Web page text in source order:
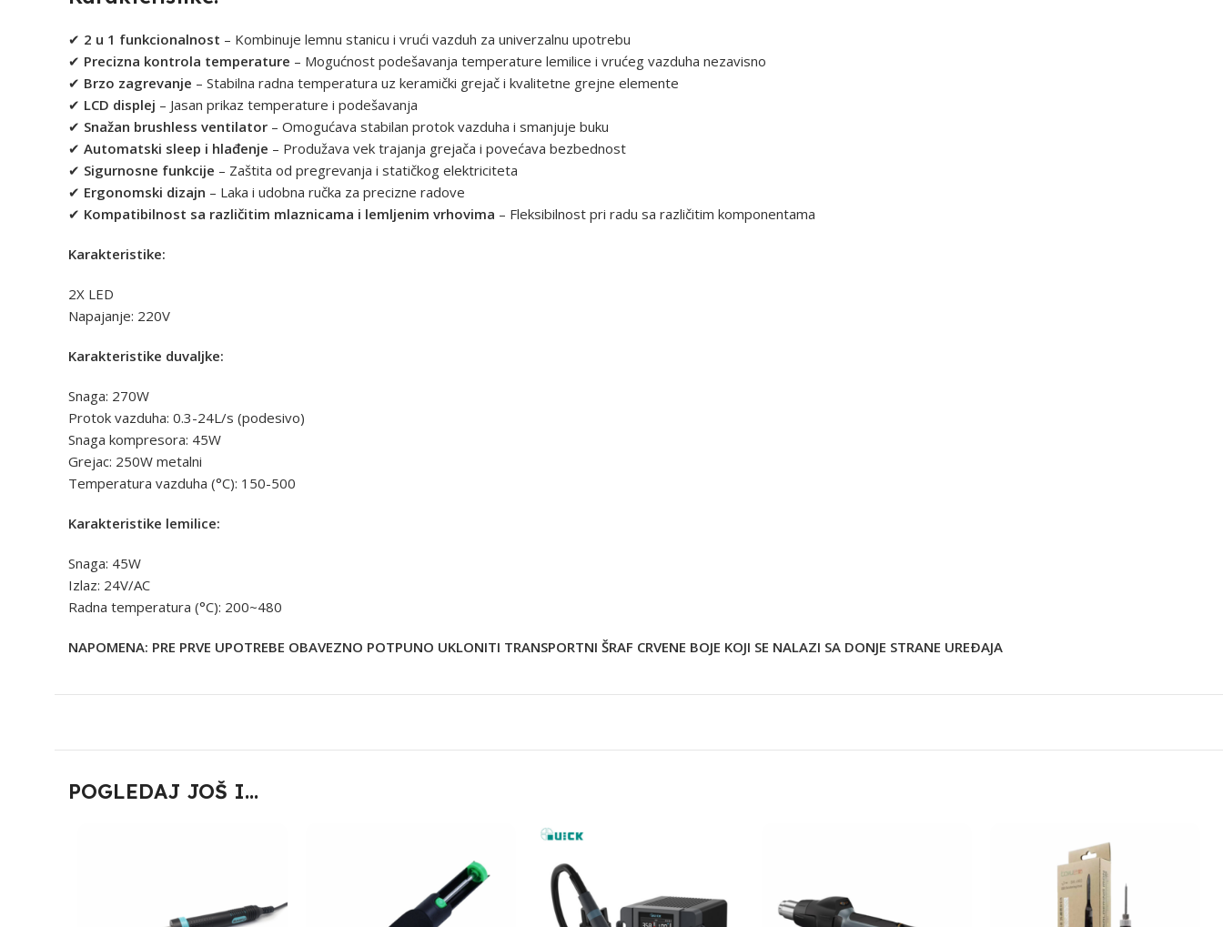
✔ 2 u 1 funkcionalnost – Kombinuje lemnu stanicu i vrući vazduh za univerzalnu upotrebu
✔ Precizna kontrola temperature – Mogućnost podešavanja temperature lemilice i vrućeg vazduha nezavisno
✔ Brzo zagrevanje – Stabilna radna temperatura uz keramički grejač i kvalitetne grejne elemente
✔ LCD displej – Jasan prikaz temperature i podešavanja
✔ Snažan brushless ventilator – Omogućava stabilan protok vazduha i smanjuje buku
✔ Automatski sleep i hlađenje – Produžava vek trajanja grejača i povećava bezbednost
✔ Sigurnosne funkcije – Zaštita od pregrevanja i statičkog elektriciteta
✔ Ergonomski dizajn – Laka i udobna ručka za precizne radove
✔ Kompatibilnost sa različitim mlaznicama i lemljenim vrhovima – Fleksibilnost pri radu sa različitim komponentama
Karakteristike:
2X LED
Napajanje: 220V
Karakteristike duvaljke:
Snaga: 270W
Protok vazduha: 0.3-24L/s (podesivo)
Snaga kompresora: 45W
Grejac: 250W metalni
Temperatura vazduha (°C): 150-500
Karakteristike lemilice:
Snaga: 45W
Izlaz: 24V/AC
Radna temperatura (°C): 200~480
NAPOMENA: PRE PRVE UPOTREBE OBAVEZNO POTPUNO UKLONITI TRANSPORTNI ŠRAF CRVENE BOJE KOJI SE NALAZI SA DONJE STRANE UREÐAJA
POGLEDAJ JOŠ I...